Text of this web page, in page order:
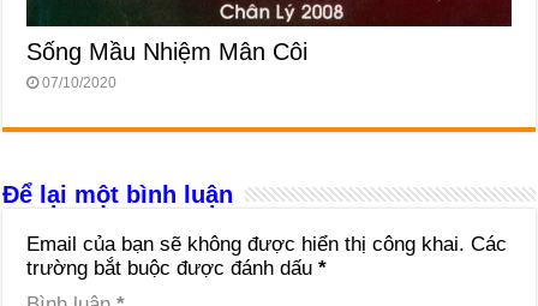
Sống Mầu Nhiệm Mân Côi
07/10/2020
Để lại một bình luận
Email của bạn sẽ không được hiển thị công khai. Các
trường bắt buộc được đánh dấu*